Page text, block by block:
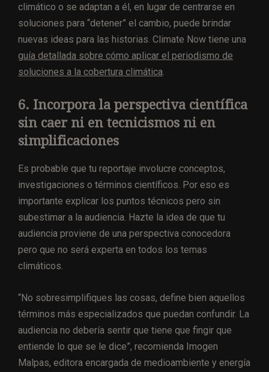
climático o se adaptan a él, en lugar de centrarse en
soluciones para “detener” el cambio, puede brindar
nuevas ideas para las historias. Climate Now tiene una
guía detallada sobre cómo aplicar el periodismo de
soluciones a la cobertura climática
6. Incorpora la perspectiva científica
sin caer ni en tecnicismos ni en
simplificaciones
Es probable que tu reportaje involucre conceptos,
investigaciones o términos científicos. Por eso es
importante explicar los puntos técnicos pero sin
subestimar a la audiencia. Hazte la idea de que tu
audiencia proviene de una perspectiva conocedora
pero que no será experta en todos los temas
climáticos.
“No sobresimplifiques las cosas, define bien aquellos
términos más especializados que puedan confundir. La
audiencia no debería sentir que tiene que fingir que
entiende lo que se le dice”, recomienda Imogen
Malpas, editora encargada de medioambiente y energía